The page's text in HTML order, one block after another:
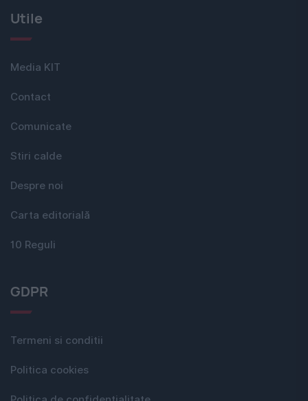
Utile
Media KIT
Contact
Comunicate
Stiri calde
Despre noi
Carta editorială
10 Reguli
GDPR
Termeni si conditii
Politica cookies